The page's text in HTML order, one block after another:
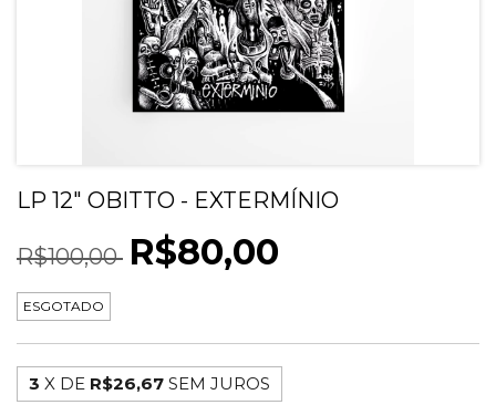
LP 12" OBITTO - EXTERMÍNIO
R$100,00 R$80,00
ESGOTADO
3 X DE R$26,67 SEM JUROS